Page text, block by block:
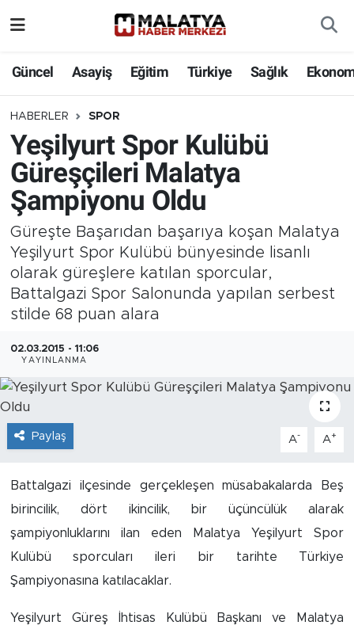
Güncel Asayiş Eğitim Türkiye Sağlık
HABERLER SPOR
Yeşilyurt Spor Kulübü
Güreşçileri Malatya
Şampiyonu Oldu
Güreşte Başarıdan başarıya koşan Malatya
Yeşilyurt Spor Kulübü bünyesinde lisanlı
olarak güreşlere katılan sporcular,
Battalgazi Spor Salonunda yapılan serbest
stilde 68 puan alara
02.03.2015 - 11:06
YAYINLANMA
Paylaş A- A+
Battalgazi ilçesinde gerçekleşen müsabakalarda Beş
birincilik, dört ikincilik, bir üçüncülük alarak
şampiyonluklarını ilan eden Malatya Yeşilyurt Spor
Kulübü sporcuları ileri bir tarihte Türkiye
Şampiyonasına katılacaklar.
Yeşilyurt Güreş İhtisas Kulübü Başkanı ve Malatya
Eğitim
Türkiye
Sağlık
Güncel
Kültür
Teknoloji
İş İlanları
Dünya
Yazıhan
Yeşilyurt
Akçadağ